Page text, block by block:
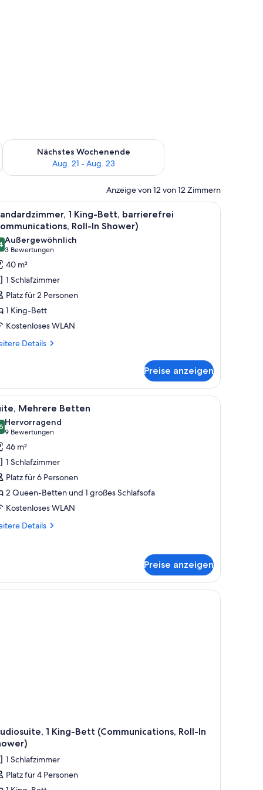
Aug. 14 - Aug. 16.
Nächstes Wochenende
Aug. 21 - Aug. 23
Überprüfe die Verfügbarkeit für nächstes Wochenende, Aug.
Anzeige von 12 von 12 Zimmern
Jalousien.Pillowtop-Betten, ZimmersafeEin Hotelzimmer mit einem großen Bett,
7
1 King-Bett, barrierefrei
Roll-In Shower)
von 10
Außergewöhnlich
3 Bewertungen
(3
Bewertungen)
40 m²
1 Schlafzimmer
Platz für 2 Personen
1 King-Bett
Kostenloses WLAN
Details
Preise anzeigen
Schreibtisch, einem Stuhl, einem Fernseher und einem Fenster mit
Ein Hotelzimmer mit zwei Betten, einem
6 Mehrere Betten
von 10
Hervorragend
9 Bewertungen
(9
Bewertungen)
46 m²
1 Schlafzimmer
Platz für 6 Personen
2 Queen-Betten und 1 großes Schlafsofa
Kostenloses WLAN
Details
Preise anzeigen
einem Schreibtisch mit Stuhl, einem Fernseher und einem Fenster mit
1 King-Bett (Communications, Roll-In
1 Schlafzimmer
Platz für 4 Personen